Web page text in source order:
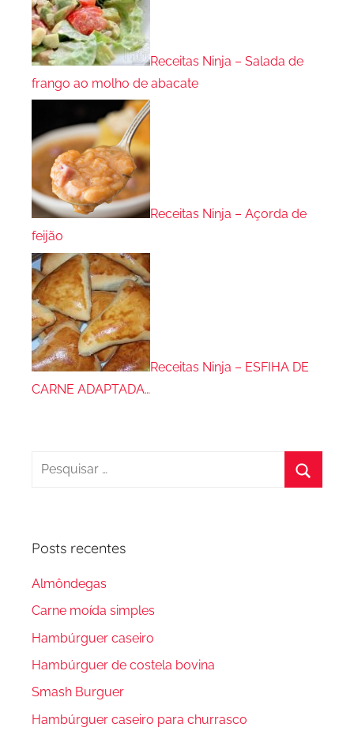
Receitas Ninja – Salada de
frango ao molho de abacate
Receitas Ninja – Açorda de
feijão
Receitas Ninja – ESFIHA DE
CARNE ADAPTADA…
Pesquisar
Posts recentes
Almôndegas
Carne moída simples
Hambúrguer caseiro
Hambúrguer de costela bovina
Smash Burguer
Hambúrguer caseiro para churrasco